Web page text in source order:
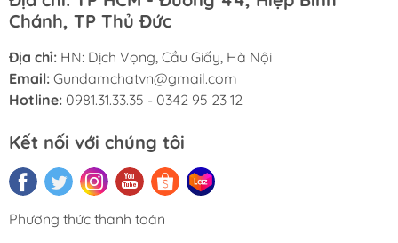
Chánh, TP Thủ Đức
Địa chỉ: HN: Dịch Vọng, Cầu Giấy, Hà Nội
Email: Gundamchatvn@gmail.com
Hotline: 0981.31.33.35 - 0342 95 23 12
Kết nối với chúng tôi
Phương thức thanh toán